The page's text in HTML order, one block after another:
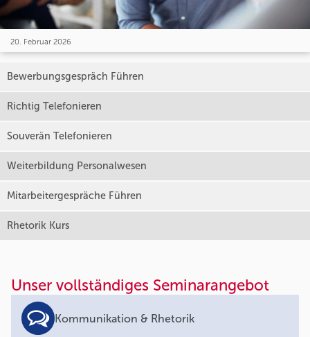
20. Februar 2026
Bewerbungsgespräch Führen
Richtig Telefonieren
Souverän Telefonieren
Weiterbildung Personalwesen
Mitarbeitergespräche Führen
Rhetorik Kurs
Unser vollständiges Seminarangebot
Kommunikation & Rhetorik